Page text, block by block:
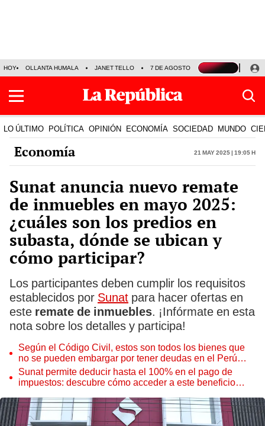
HOY OLLANTA HUMALA JANET TELLO 7 DE AGOSTO TINKA RESULTADOS
LO ÚLTIMO POLÍTICA OPINIÓN ECONOMÍA SOCIEDAD MUNDO
Economía 21 May 2025 | 19:05 h
Sunat anuncia nuevo remate
de inmuebles en mayo 2025:
¿cuáles son los predios en
subasta, dónde se ubican y
cómo participar?
Los participantes deben cumplir los requisitos
establecidos por Sunat para hacer ofertas en
este remate de inmuebles. ¡Infórmate en esta
nota sobre los detalles y participa!
Según el Código Civil, estos son todos los bienes que
no se pueden embargar por tener deudas en el Perú
este 2025
Sunat permite deducir hasta el 100% en el pago de
impuestos: descubre cómo acceder a este beneficio